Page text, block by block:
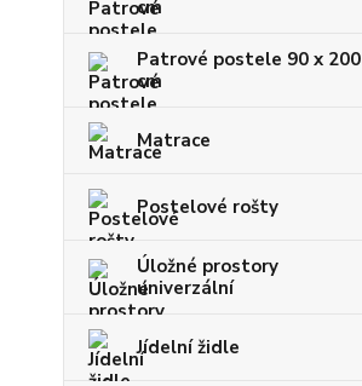
cm
Patrové postele 90 x 200
cm
Matrace
Postelové rošty
Úložné prostory
univerzální
Jídelní židle